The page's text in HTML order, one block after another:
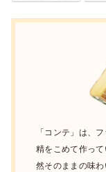
「コンテ」は、
精をこめて作っ
然そのままの味わ